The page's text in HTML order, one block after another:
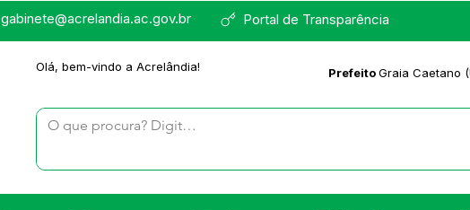
Portal de Transparência
gabinete@acrelandia.ac.gov.br
Olá, bem-vindo a Acrelândia! PrefeitoGraia Caetano